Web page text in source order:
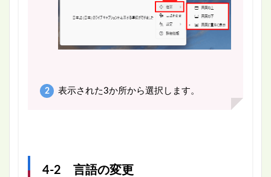
表示された3か所から選択します。
4-2 言語の変更